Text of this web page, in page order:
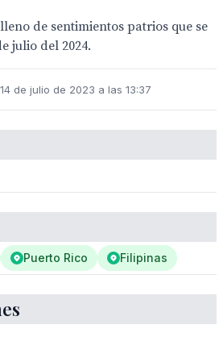
de sentimientos patrios que se
julio del 2024.
14 de julio de 2023 a las 13:37
Puerto Rico Filipinas